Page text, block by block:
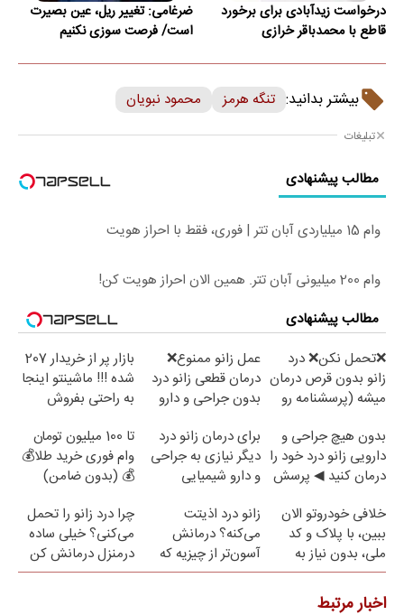
درخواست زیدآبادی برای برخورد
قاطع با محمدباقر خرازی
ضرغامی: تغییر ریل، عین بصیرت
است/ فرصت سوزی نکنیم
بیشتر بدانید: تنگه هرمز محمود نبویان
تبلیغات
مطالب پیشنهادی
وام 15 میلیاردی آبان تتر | فوری، فقط با احراز هویت
وام 200 میلیونی آبان تتر. همین الان احراز هویت کن!
مطالب پیشنهادی
❌تحمل نکن❌ درد
زانو بدون قرص درمان
میشه (پرسشنامه رو
عمل زانو ممنوع❌
درمان قطعی زانو درد
بدون جراحی و دارو
بازار پر از خریدار 207
شده !!! ماشینتو اینجا
به راحتی بفروش
بدون هیچ جراحی و
دارویی زانو درد خود را
درمان کنید ◀ پرسش
برای درمان زانو درد
دیگر نیازی به جراحی
و دارو شیمیایی
تا 100 میلیون تومان
وام فوری خرید طلا💰
💰 (بدون ضامن)
خلافی خودروتو الان
ببین، با پلاک و کد
ملی، بدون نیاز به
مراجعه حضوری
زانو درد اذیتت
می‌کنه؟ درمانش
آسون‌تر از چیزیه که
فکر
چرا درد زانو را تحمل
می‌کنی؟ خیلی ساده
درمنزل درمانش کن
اخبار مرتبط